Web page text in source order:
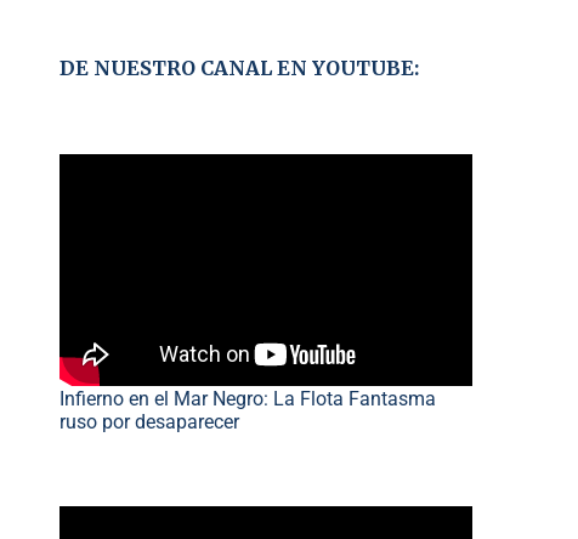
DE NUESTRO CANAL EN YOUTUBE:
Infierno en el Mar Negro: La Flota Fantasma
ruso por desaparecer